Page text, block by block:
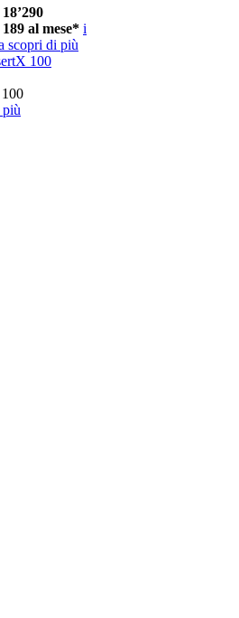
al mese* i
scopri di più
100